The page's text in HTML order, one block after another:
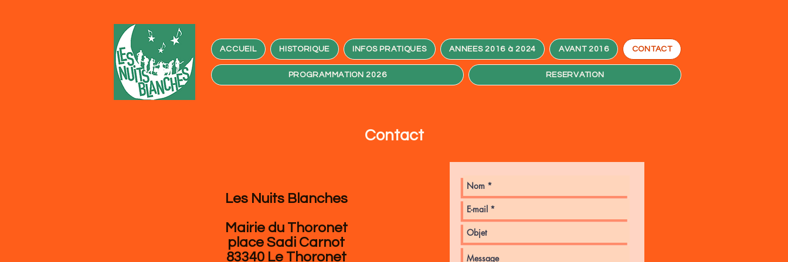
ACCUEIL HISTORIQUE INFOS PRATIQUES ANNEES 2016 à 2024 AVANT 2016 CONTACT
PROGRAMMATION 2026 RESERVATION
Contact
Les Nuits Blanches
Mairie du Thoronet
place Sadi Carnot
83340 Le Thoronet